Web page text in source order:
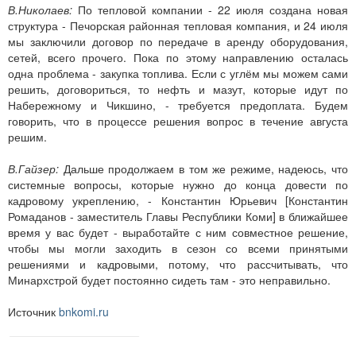
В.Николаев: По тепловой компании - 22 июля создана новая
структура - Печорская районная тепловая компания, и 24 июля
мы заключили договор по передаче в аренду оборудования,
сетей, всего прочего. Пока по этому направлению осталась
одна проблема - закупка топлива. Если с углём мы можем сами
решить, договориться, то нефть и мазут, которые идут по
Набережному и Чикшино, - требуется предоплата. Будем
говорить, что в процессе решения вопрос в течение августа
решим.
В.Гайзер: Дальше продолжаем в том же режиме, надеюсь, что
системные вопросы, которые нужно до конца довести по
кадровому укреплению, - Константин Юрьевич [Константин
Ромаданов - заместитель Главы Республики Коми] в ближайшее
время у вас будет - выработайте с ним совместное решение,
чтобы мы могли заходить в сезон со всеми принятыми
решениями и кадровыми, потому, что рассчитывать, что
Минархстрой будет постоянно сидеть там - это неправильно.
Источник bnkomi.ru